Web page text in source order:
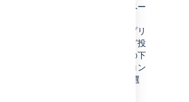
使用を促進することによって、スペー
されているテンプレートやブループリ
上に表示され、空白ページやブログ投
のすべてのコンテンツタイプはその下
まれます。利用可能な他の種類のコン
リンクを選